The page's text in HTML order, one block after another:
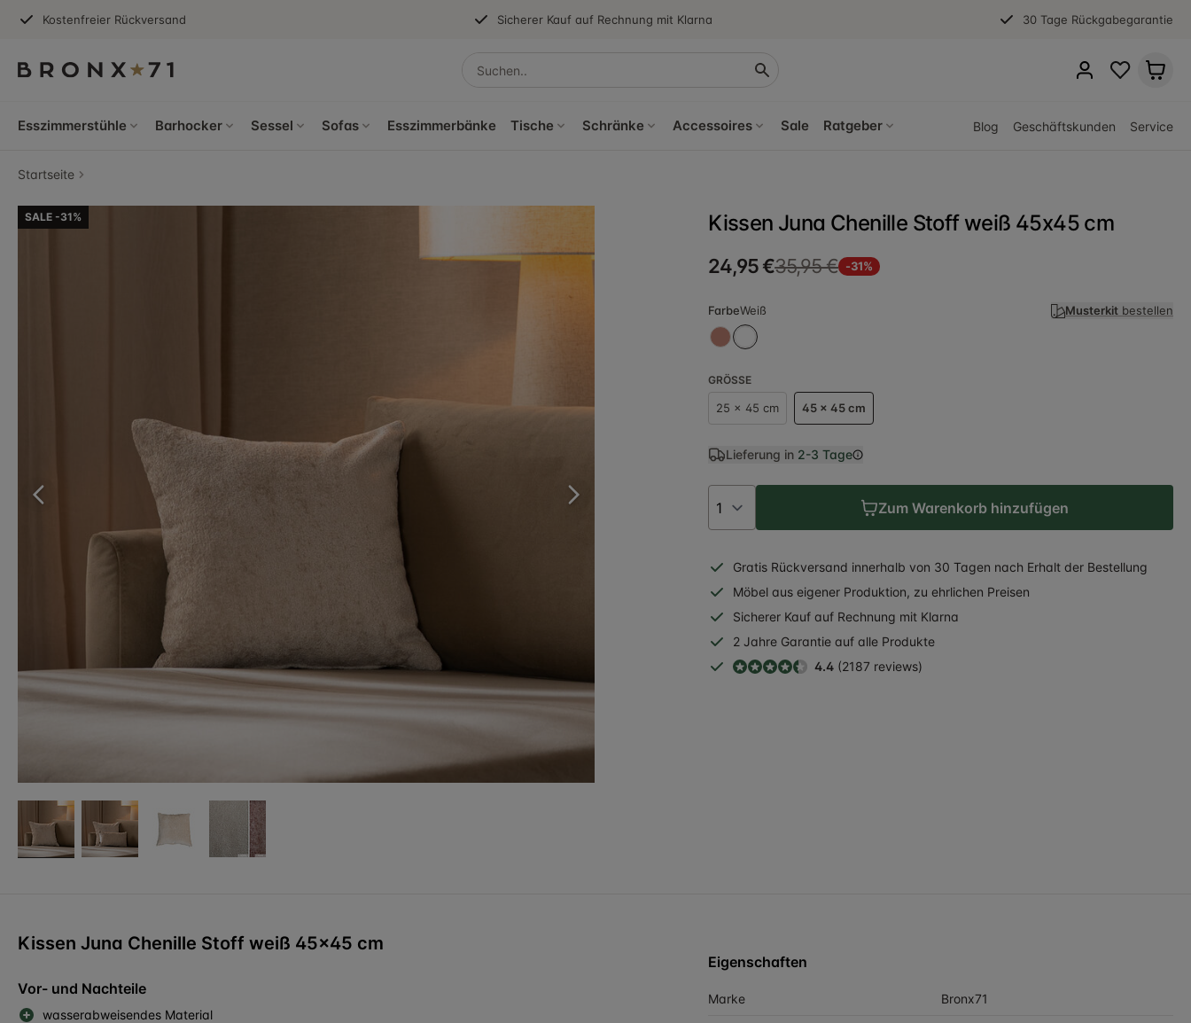
Kostenfreier Rückversand Sicherer Kauf auf Rechnung mit Klarna 30 Tage Rückgabegarantie
Esszimmerstühle Barhocker Sessel Sofas Esszimmerbänke Tische Schränke Accessoires Sale Ratgeber Blog Geschäftskunden Service
Startseite
SALE -31% Kissen Juna Chenille Stoff weiß 45x45 cm
24,95 €35,95 € -31%
FarbeWeiß Musterkitbestellen
GRÖSSE
25 x 45 cm 45 x 45 cm
Lieferung in 2-3 Tage
Zum Warenkorb hinzufügen
Gratis Rückversand innerhalb von 30 Tagen nach Erhalt der Bestellung
Möbel aus eigener Produktion, zu ehrlichen Preisen
Sicherer Kauf auf Rechnung mit Klarna
2 Jahre Garantie auf alle Produkte
4.4 (2187 reviews)
Kissen Juna Chenille Stoff weiß 45x45 cm
Vor- und Nachteile
wasserabweisendes Material
Eigenschaften
Marke Bronx71